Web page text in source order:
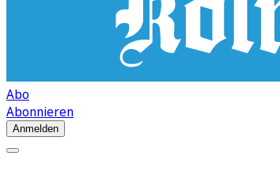
Abo
Abonnieren
Anmelden